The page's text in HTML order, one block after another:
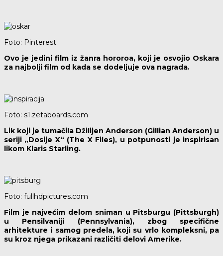
Foto: Pinterest
Ovo je jedini film iz žanra hororoa, koji je osvojio Oskara
za najbolji film od kada se dodeljuje ova nagrada.
Foto: s1.zetaboards.com
Lik koji je tumačila Džilijen Anderson (Gillian Anderson) u
seriji „Dosije X“ (The X Files), u potpunosti je inspirisan
likom Klaris Starling.
Foto: fullhdpictures.com
Film je najvećim delom sniman u Pitsburgu (Pittsburgh)
u Pensilvaniji (Pennsylvania), zbog specifične
arhitekture i samog predela, koji su vrlo kompleksni, pa
su kroz njega prikazani različiti delovi Amerike.